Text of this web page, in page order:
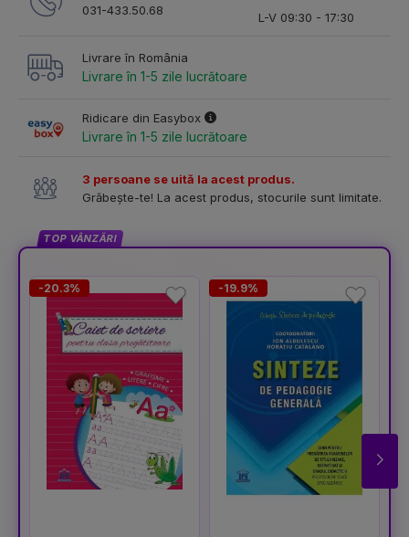
031-433.50.68
L-V 09:30 - 17:30
Livrare în România
Livrare în 1-5 zile lucrătoare
Ridicare din Easybox
Livrare în 1-5 zile lucrătoare
3 persoane se uită la acest produs.
Grăbește-te! La acest produs, stocurile sunt limitate.
TOP VÂNZĂRI
-20.3% -19.9%